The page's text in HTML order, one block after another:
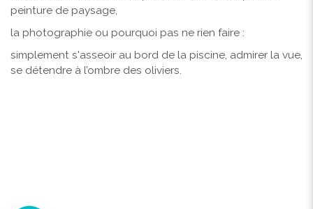
peinture de paysage,
la photographie ou pourquoi pas ne rien faire :
simplement s'asseoir au bord de la piscine, admirer la vue,
se détendre à l’ombre des oliviers.